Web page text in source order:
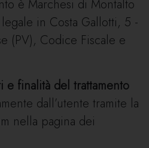
è Marchesi di Montalto
in Costa Gallotti, 5 -
(PV), Codice Fiscale e
e finalità del trattamento
dall’utente tramite la
nella pagina dei